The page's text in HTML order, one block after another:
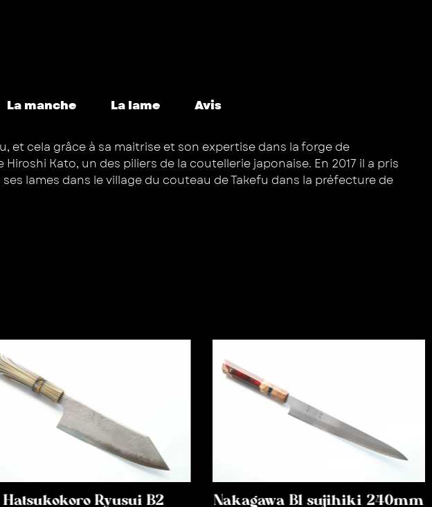
La manche La lame Avis
et cela grâce à sa maitrise et son expertise dans la forge de
Kato, un des piliers de la coutellerie japonaise. En 2017 il a pris
lames dans le village du couteau de Takefu dans la préfecture de
Hatsukokoro Ryusui B2
Nakagawa B1 sujihiki 240mm